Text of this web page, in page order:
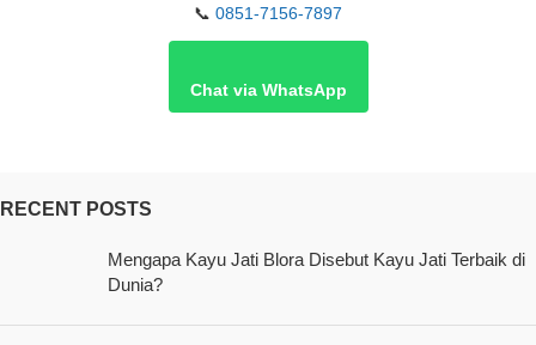
📞 0851-7156-7897
Chat via WhatsApp
RECENT POSTS
Mengapa Kayu Jati Blora Disebut Kayu Jati Terbaik di
Dunia?